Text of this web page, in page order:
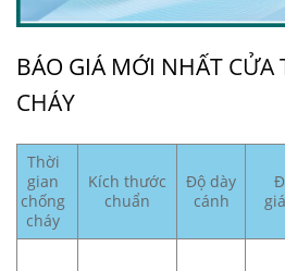
BÁO GIÁ MỚI NHẤT CỬA
CHÁY
Thời
gian
chống
cháy
Kích thước
chuẩn
Độ dày
cánh